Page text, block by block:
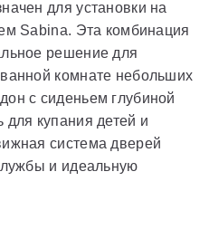
для установки на
Sabina. Эта комбинация
решение для
комнате небольших
с сиденьем глубиной
купания детей и
система дверей
и идеальную